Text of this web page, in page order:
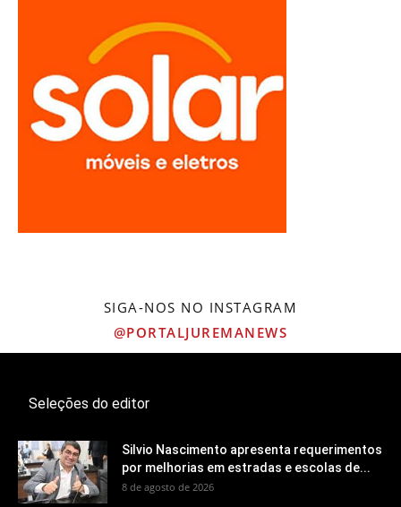
SIGA-NOS NO INSTAGRAM
@PORTALJUREMANEWS
Seleções do editor
Silvio Nascimento apresenta requerimentos
por melhorias em estradas e escolas de...
8 de agosto de 2026